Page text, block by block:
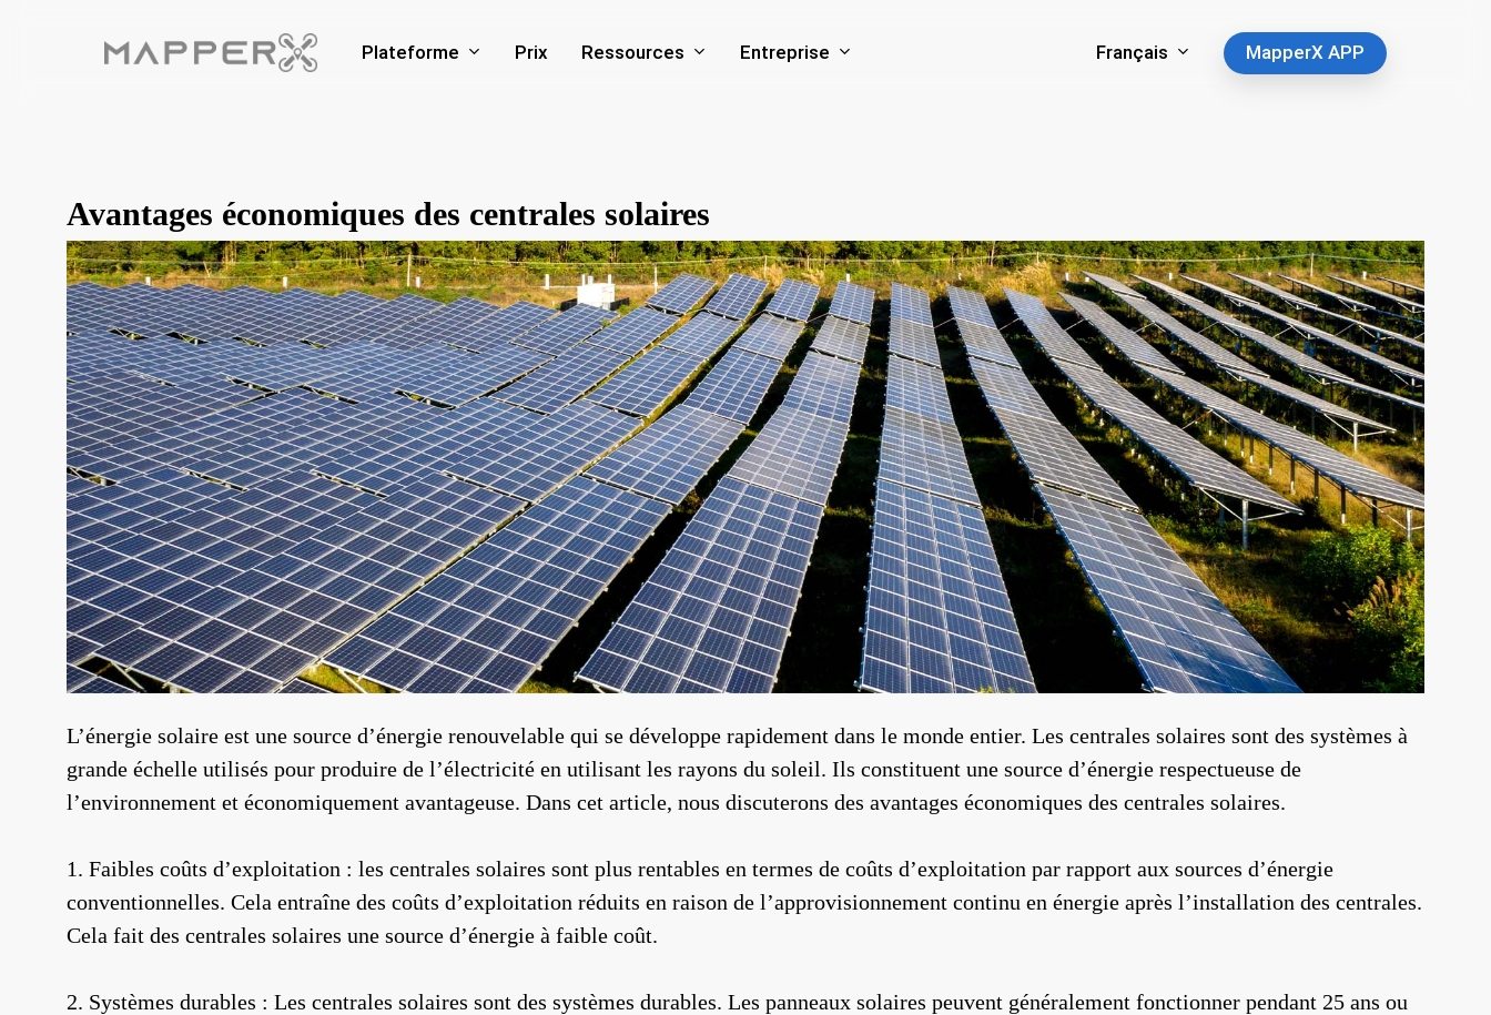
Plateforme Prix Ressources Entreprise Français MapperX APP
Avantages économiques des centrales solaires
L’énergie solaire est une source d’énergie renouvelable qui se développe rapidement dans le monde entier. Les centrales solaires sont des systèmes à
grande échelle utilisés pour produire de l’électricité en utilisant les rayons du soleil. Ils constituent une source d’énergie respectueuse de
l’environnement et économiquement avantageuse. Dans cet article, nous discuterons des avantages économiques des centrales solaires.
1. Faibles coûts d’exploitation : les centrales solaires sont plus rentables en termes de coûts d’exploitation par rapport aux sources d’énergie
conventionnelles. Cela entraîne des coûts d’exploitation réduits en raison de l’approvisionnement continu en énergie après l’installation des centrales.
Cela fait des centrales solaires une source d’énergie à faible coût.
2. Systèmes durables : Les centrales solaires sont des systèmes durables. Les panneaux solaires peuvent généralement fonctionner pendant 25 ans ou